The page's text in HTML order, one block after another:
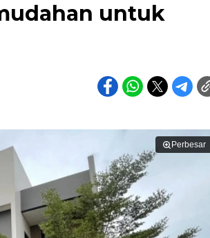
untuk
Perbesar